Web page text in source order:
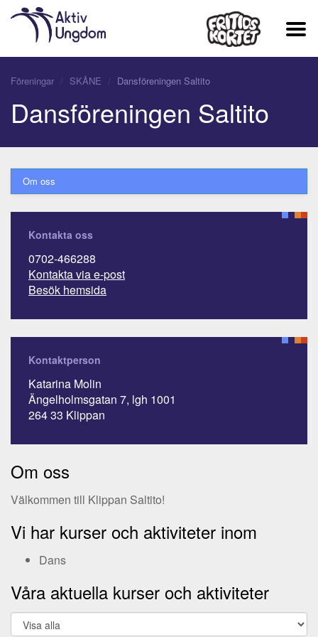
Föreningar SKÅNE Dansföreningen Saltito
Dansföreningen Saltito
Om oss
Kontakta oss
0702-466288
Kontakta via e-post
Besök hemsida
Kontaktperson
Katarina Molin
Ängelholmsgatan 7, lgh 1001
264 33 Klippan
Om oss
Välkommen till Klippan Saltito!
Vi har kurser och aktiviteter inom
Dans
Våra aktuella kurser och aktiviteter